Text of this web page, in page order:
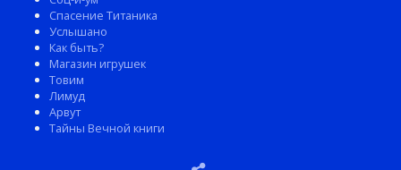
Спасение Титаника
Услышано
Как быть?
Магазин игрушек
Товим
Лимуд
Арвут
Тайны Вечной книги